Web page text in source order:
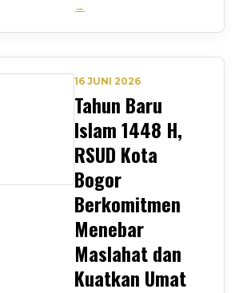
→
16 JUNI 2026
Tahun Baru
Islam 1448 H,
RSUD Kota
Bogor
Berkomitmen
Menebar
Maslahat dan
Kuatkan Umat